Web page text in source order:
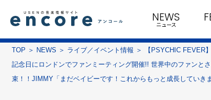
NEWS
ニュース
TOP NEWS ライブ／イベント情報
【PSYCHIC FEVER
記念日にロンドンでファンミーティング開催!! 世界中のファンと
束！！JIMMY「まだベイビーです！これからもっと成長していき